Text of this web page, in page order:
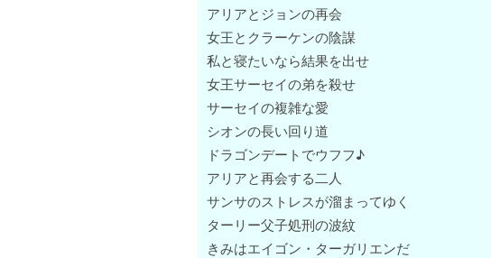
アリアとジョンの再会
女王とクラーケンの陰謀
私と寝たいなら結果を出せ
女王サーセイの弟を殺せ
サーセイの複雑な愛
シオンの長い回り道
ドラゴンデートでウフフ♪
アリアと再会する二人
サンサのストレスが溜まってゆく
ターリー父子処刑の波紋
きみはエイゴン・ターガリエンだ